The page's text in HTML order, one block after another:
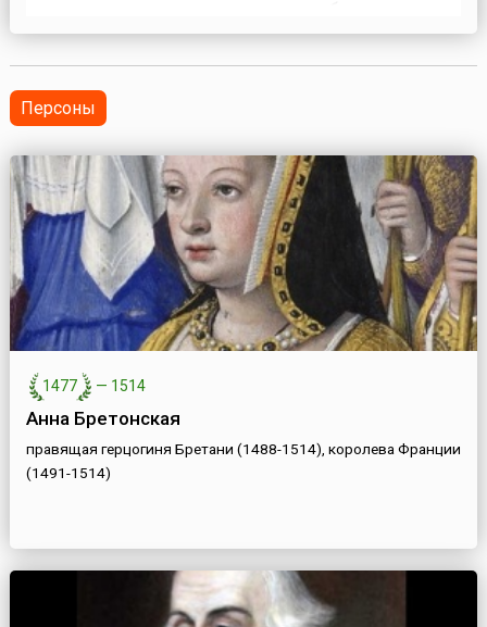
городов, именинах, датах жизни известных людей и
событиях, рассказ о которых уместен и интересен...
Персоны
1477 — 1514
Анна Бретонская
правящая герцогиня Бретани (1488-1514), королева Франции
(1491-1514)